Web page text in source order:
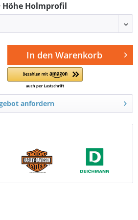
Holmprofil
In den Warenkorb
anfordern